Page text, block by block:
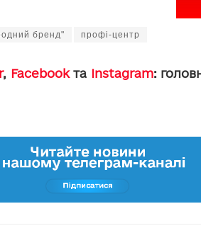
бренд" профі-центр
, Facebookта Instagram: